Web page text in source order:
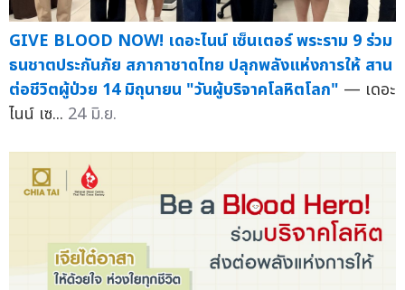
GIVE BLOOD NOW! เดอะไนน์ เซ็นเตอร์ พระราม 9 ร่วม
ธนชาตประกันภัย สภากาชาดไทย ปลุกพลังแห่งการให้ สาน
ต่อชีวิตผู้ป่วย 14 มิถุนายน "วันผู้บริจาคโลหิตโลก" — เดอะ
ไนน์ เซ... 24 มิ.ย.